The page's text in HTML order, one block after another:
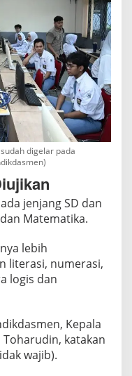
C
e
k
C
a
r
n
a
D
i
i
n
i
digelar pada
jenjang SD dan
Matematika.
lebih
literasi, numerasi,
logis dan
Kepala
Toharudin, katakan
wajib).